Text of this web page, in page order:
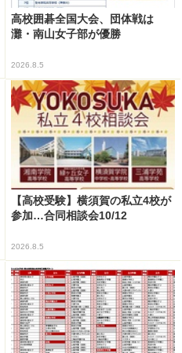
高校囲碁全国大会、団体戦は
灘・南山女子部が優勝
2026.8.5
【高校受験】横須賀の私立4校が
参加…合同相談会10/12
2026.8.5